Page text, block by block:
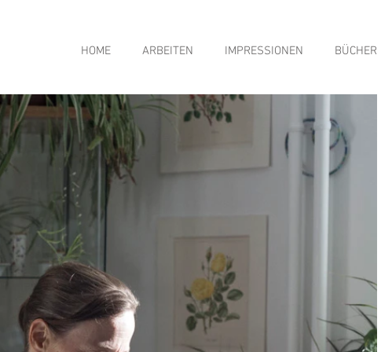
HOME ARBEITEN IMPRESSIONEN BÜCHER